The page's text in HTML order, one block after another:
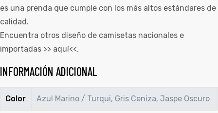
es una prenda que cumple con los más altos estándares de
calidad.
Encuentra otros diseño de camisetas nacionales e
importadas >> aquí<<.
INFORMACIÓN ADICIONAL
Color Azul Marino / Turqui, Gris Ceniza, Jaspe Oscuro